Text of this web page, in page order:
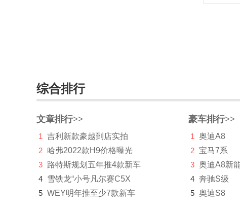
KTM
L
兰博基尼
劳斯莱斯
雷达汽车
综合排行
文章排行>>
1
吉利新款豪越到店实拍
2 哈弗2022款H9价格曝光
3 路特斯规划五年推4款新车
4 雪铁龙“小号凡尔赛C5X
5 WEY明年推至少7款新车
豪车排行>>
1 奥迪A8
2 宝马7系
3 奥迪A8新
4 奔驰S级
5 奥迪S8